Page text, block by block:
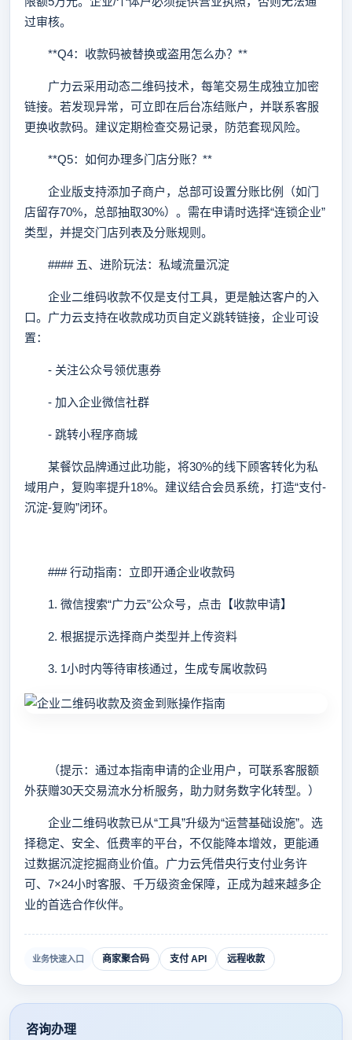
过审核。
**Q4：收款码被替换或盗用怎么办？**
广力云采用动态二维码技术，每笔交易生成独立加密
链接。若发现异常，可立即在后台冻结账户，并联系客服
更换收款码。建议定期检查交易记录，防范套现风险。
**Q5：如何办理多门店分账？**
企业版支持添加子商户，总部可设置分账比例（如门
店留存70%，总部抽取30%）。需在申请时选择“连锁企业”
类型，并提交门店列表及分账规则。
#### 五、进阶玩法：私域流量沉淀
企业二维码收款不仅是支付工具，更是触达客户的入
口。广力云支持在收款成功页自定义跳转链接，企业可设
置：
- 关注公众号领优惠券
- 加入企业微信社群
- 跳转小程序商城
某餐饮品牌通过此功能，将30%的线下顾客转化为私
域用户，复购率提升18%。建议结合会员系统，打造“支付-
沉淀-复购”闭环。
### 行动指南：立即开通企业收款码
1. 微信搜索“广力云”公众号，点击【收款申请】
2. 根据提示选择商户类型并上传资料
3. 1小时内等待审核通过，生成专属收款码
（提示：通过本指南申请的企业用户，可联系客服额
外获赠30天交易流水分析服务，助力财务数字化转型。）
企业二维码收款已从“工具”升级为“运营基础设施”。选
择稳定、安全、低费率的平台，不仅能降本增效，更能通
过数据沉淀挖掘商业价值。广力云凭借央行支付业务许
可、7×24小时客服、千万级资金保障，正成为越来越多企
业的首选合作伙伴。
业务快速入口 商家聚合码 支付 API 远程收款
咨询办理